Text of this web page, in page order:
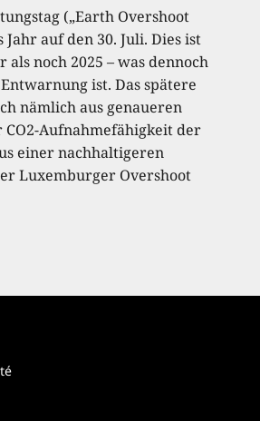
(„Earth Overshoot
Jahr auf den 30. Juli. Dies ist
als noch 2025 – was dennoch
ist. Das spätere
nämlich aus genaueren
CO2-Aufnahmefähigkeit der
einer nachhaltigeren
Luxemburger Overshoot